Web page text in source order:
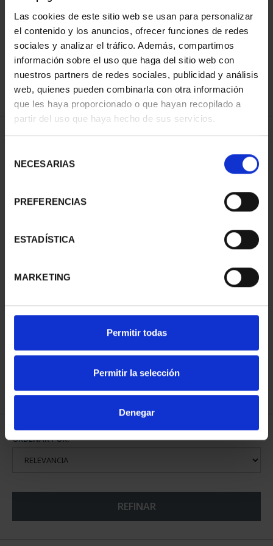
Las cookies de este sitio web se usan para personalizar
el contenido y los anuncios, ofrecer funciones de redes
sociales y analizar el tráfico. Además, compartimos
información sobre el uso que haga del sitio web con
nuestros partners de redes sociales, publicidad y análisis
web, quienes pueden combinarla con otra información
que les haya proporcionado o que hayan recopilado a
partir del uso que haya hecho de sus servicios.
NECESARIAS
PREFERENCIAS
ESTADÍSTICA
MARKETING
Permitir todas
Permitir la selección
Denegar
ORDENAR POR:
REFINAR
1 Productos encontrados
DE LA HUMANIDAD
COLE...
ORDENAR POR: